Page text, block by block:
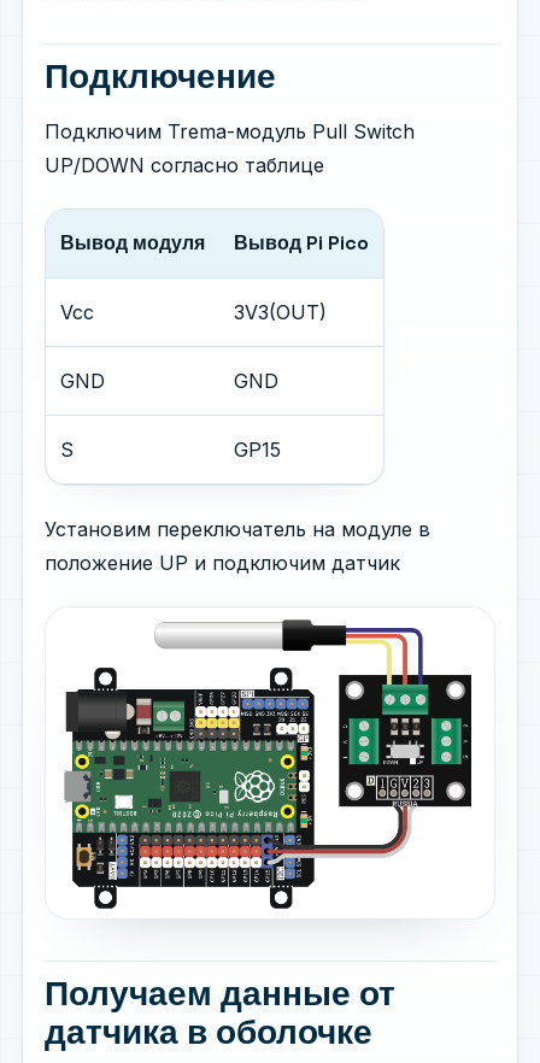
Подключение
Подключим Trema-модуль Pull Switch
UP/DOWN согласно таблице
Вывод модуля Вывод Pi Pico
Vcc 3V3(OUT)
GND GND
S GP15
Установим переключатель на модуле в
положение UP и подключим датчик
Получаем данные от
датчика в оболочке